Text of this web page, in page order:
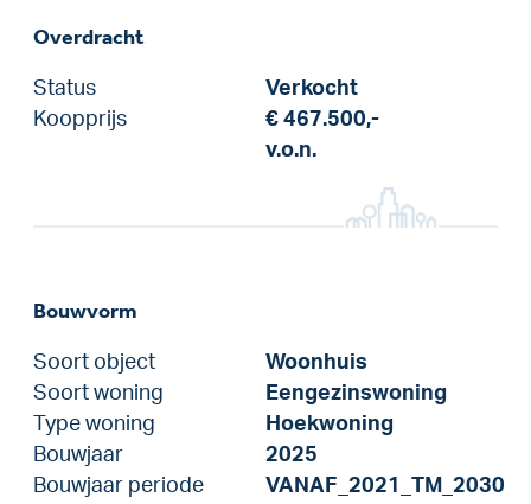
Overdracht
Status
Verkocht
Koopprijs
€ 467.500,-
v.o.n.
Bouwvorm
Soort object
Woonhuis
Soort woning
Eengezinswoning
Type woning
Hoekwoning
Bouwjaar
2025
Bouwjaar periode
VANAF_2021_TM_2030